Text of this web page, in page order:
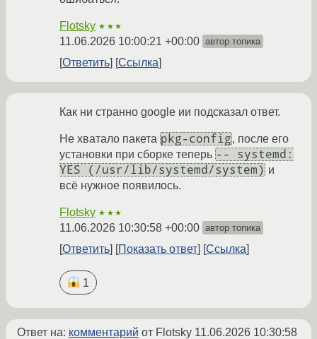
Flotsky ★★★
11.06.2026 10:00:21 +00:00 автор топика
Ответить Ссылка
Как ни странно google ии подсказал ответ.
Не хватало пакета pkg-config, после его
установки при сборке теперь -- systemd:
YES (/usr/lib/systemd/system) и
всё нужное появилось.
Flotsky ★★★
11.06.2026 10:30:58 +00:00 автор топика
Ответить Показать ответ Ссылка
1
Ответ на: комментарий от Flotsky 11.06.2026 10:30:58